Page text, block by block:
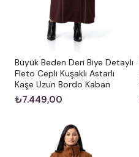
Büyük Beden Deri Biye Detaylı
Fleto Cepli Kuşaklı Astarlı
Kaşe Uzun Bordo Kaban
₺7.449,00